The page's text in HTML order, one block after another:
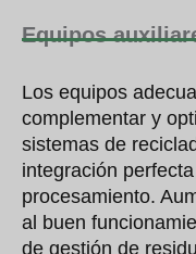
Equipos
Los equipos
complementar y
sistemas de
integración
procesamiento.
al buen
de gestión de